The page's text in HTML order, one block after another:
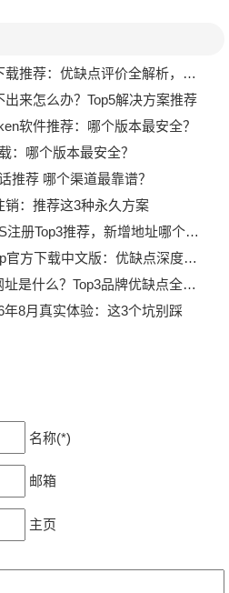
优缺点评价全解析，哪个版本最稳？
来怎么办？Top5解决方案推荐
软件推荐：哪个版本最安全？
：哪个版本最安全？
推荐 哪个渠道最靠谱？
销：推荐这3种永久方案
册Top3推荐，新增地址哪个好？
中文版：优缺点深度测评，值不值得用
什么？Top3品牌优缺点全解析
8月真实体验：这3个坑别踩
名称(*)
邮箱
主页